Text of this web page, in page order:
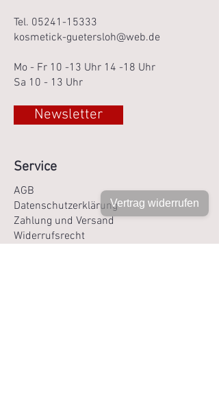
Tel. 05241-15333
kosmetick-guetersloh@web.de
Mo - Fr 10 -13 Uhr 14 -18 Uhr
Sa 10 - 13 Uhr
Newsletter
Service
AGB
Datenschutzerklärung
Zahlung und Versand
Widerrufsrecht
Vertrag widerrufen